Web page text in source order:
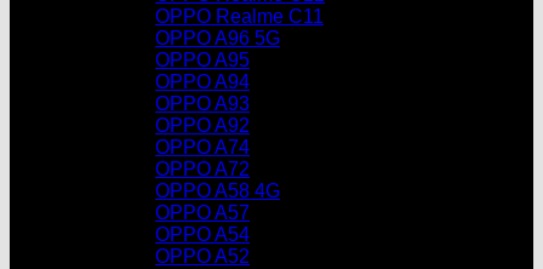
OPPO Realme C11
OPPO A96 5G
OPPO A95
OPPO A94
OPPO A93
OPPO A92
OPPO A74
OPPO A72
OPPO A58 4G
OPPO A57
OPPO A54
OPPO A52